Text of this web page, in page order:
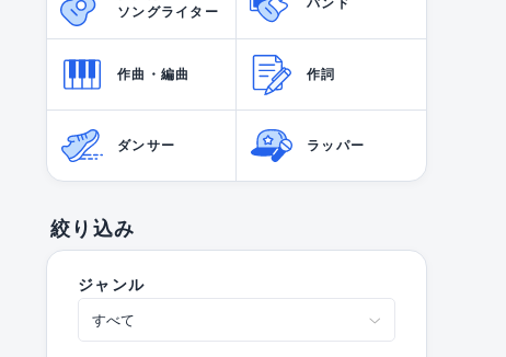
ソングライター
バンド
作曲・編曲 作詞
ダンサー ラッパー
絞り込み
ジャンル